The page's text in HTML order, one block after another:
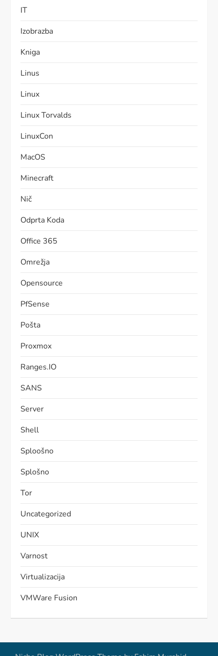
IT
Izobrazba
Kniga
Linus
Linux
Linux Torvalds
LinuxCon
MacOS
Minecraft
Nič
Odprta Koda
Office 365
Omrežja
Opensource
PfSense
Pošta
Proxmox
Ranges.IO
SANS
Server
Shell
Sploošno
Splošno
Tor
Uncategorized
UNIX
Varnost
Virtualizacija
VMWare Fusion